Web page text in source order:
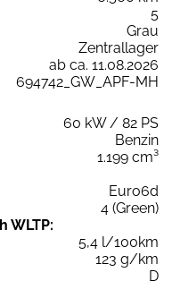
5
Grau
Zentrallager
ab ca. 11.08.2026
694742_GW_APF-MH
60 kW / 82 PS
Benzin
1.199 cm³
Euro6d
4 (Green)
WLTP:
5,4 l/100km
123 g/km
D